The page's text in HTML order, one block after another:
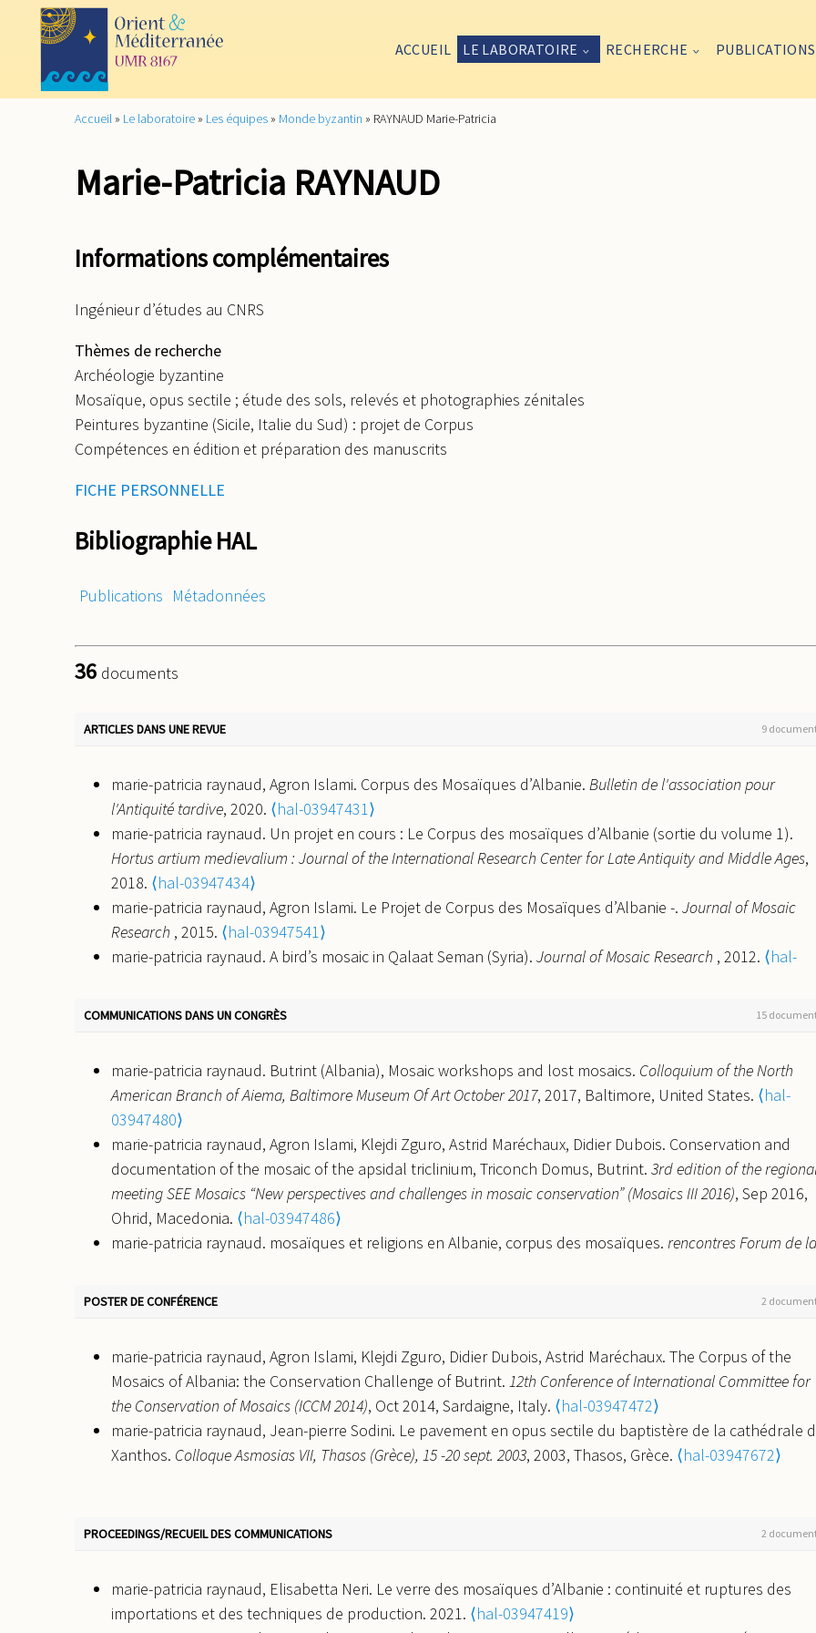
ACCUEIL LE LABORATOIRE RECHERCHE PUBLICATIONS
Accueil » Le laboratoire » Les équipes » Monde byzantin » RAYNAUD Marie-Patricia
Marie-Patricia RAYNAUD
Informations complémentaires
Ingénieur d’études au CNRS
Thèmes de recherche
Archéologie byzantine
Mosaïque, opus sectile ; étude des sols, relevés et photographies zénitales
Peintures byzantine (Sicile, Italie du Sud) : projet de Corpus
Compétences en édition et préparation des manuscrits
FICHE PERSONNELLE
Bibliographie HAL
Publications Métadonnées
36 documents
ARTICLES DANS UNE REVUE 9
marie-patricia raynaud, Agron Islami. Corpus des Mosaïques d’Albanie. Bulletin de l'association pour
l'Antiquité tardive, 2020. ⟨hal-03947431⟩
marie-patricia raynaud. Un projet en cours : Le Corpus des mosaïques d’Albanie (sortie du volume 1).
Hortus artium medievalium : Journal of the International Research Center for Late Antiquity and Middle Ages,
2018. ⟨hal-03947434⟩
marie-patricia raynaud, Agron Islami. Le Projet de Corpus des Mosaïques d’Albanie -. Journal of Mosaic
Research , 2015. ⟨hal-03947541⟩
marie-patricia raynaud. A bird’s mosaic in Qalaat Seman (Syria). Journal of Mosaic Research , 2012. ⟨hal-
marie-patricia raynaud. Corpus of the Mosaics of Turkey, Lycia part. 1, Xanthos, vol. 1, The East Basilica
Research, 2008.⟨hal-03947626⟩
marie-patricia raynaud. Les pavements de la basilique épiscopale de Xanthos.Dossiers d'Archéologie,
1998.⟨hal-03947737⟩
marie-patricia raynaud. La composition en croix de U dans la mosaïque de pavement. Revue
archéologique, 1996.⟨hal-03947742⟩
marie-patricia raynaud. Le relevé et le dessin en mosaïque.Dossiers d'Archéologie, 1987.⟨hal-03947753⟩
COMMUNICATIONS DANS UN CONGRÈS 15
marie-patricia raynaud. Butrint (Albania), Mosaic workshops and lost mosaics. Colloquium of the North
American Branch of Aiema, Baltimore Museum Of Art October 2017, 2017, Baltimore, United States. ⟨hal-
03947480⟩
marie-patricia raynaud, Agron Islami, Klejdi Zguro, Astrid Maréchaux, Didier Dubois. Conservation and
documentation of the mosaic of the apsidal triclinium, Triconch Domus, Butrint. 3rd edition of the
meeting SEE Mosaics “New perspectives and challenges in mosaic conservation” (Mosaics III 2016), Sep 2016,
Ohrid, Macedonia. ⟨hal-03947486⟩
marie-patricia raynaud. mosaïques et religions en Albanie, corpus des mosaïques. rencontres Forum de la
sciences humaines et sociales
G. Hoxha, B. Muka (eds.), Tirana, 2014, 2013, Tirana, Albanie.⟨hal-03947559⟩
marie-patricia raynaud, Gideon Foerster, Kosta Lako, Etleva Nallbani, Ehud Netzer. Une synagogue
transformée en église à Saranda (Albanie).Xème Colloque International pour l’Etude de la Mosaïque Antique
(XCMGR), Conimbriga (Portugal) Oct-nov 2005, 2012, conimbriga-Coimbra, Portugal.⟨hal-03947603⟩
marie-patricia raynaud, Sulamith Brodbeck, Manuela De Giorgi, Marina Falla Castelfranchi, Catherine
tradition textuelle, ed. S. Brodbeck, J.-M. Martin, A. Peters-Custot, V. Prigent (Table Ronde EFR 25-26 nov 2011),
marie-patricia raynaud, Etleva Nallbani, Gideon Forster, Ehus Netzer, Kosta Lako. la synagogue de
Saranda.Archéologie du judaïsme en France et en Europe, (colloque Paris janvier 2010), P. Salmona, L. Sigal
POSTER DE CONFÉRENCE 2
marie-patricia raynaud, Agron Islami, Klejdi Zguro, Didier Dubois, Astrid Maréchaux. The Corpus of the
Mosaics of Albania: the Conservation Challenge of Butrint. 12th Conference of International Committee for
the Conservation of Mosaics (ICCM 2014), Oct 2014, Sardaigne, Italy. ⟨hal-03947472⟩
marie-patricia raynaud, Jean-pierre Sodini. Le pavement en opus sectile du baptistère de la cathédrale
Xanthos. Colloque Asmosias VII, Thasos (Grèce), 15 -20 sept. 2003, 2003, Thasos, Grèce. ⟨hal-03947672⟩
PROCEEDINGS/RECUEIL DES COMMUNICATIONS 2
marie-patricia raynaud, Elisabetta Neri. Le verre des mosaïques d’Albanie : continuité et ruptures des
importations et des techniques de production. 2021. ⟨hal-03947419⟩